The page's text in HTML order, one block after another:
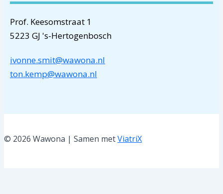
Prof. Keesomstraat 1
5223 GJ 's-Hertogenbosch
ivonne.smit@wawona.nl
ton.kemp@wawona.nl
© 2026 Wawona | Samen metViatriX